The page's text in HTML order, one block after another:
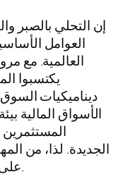
إن التحلي بالصبر
العوامل
العالمية. مع
يكتسبوا
ديناميكيات السوق
الأسواق المالية
المستثمرين
الجديدة. لذا، من
على التأقلم مع الظروف المتغيرة.